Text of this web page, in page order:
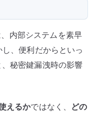
内部システムを素早
、便利だからといっ
秘密鍵漏洩時の影響
えるかではなく、 どの